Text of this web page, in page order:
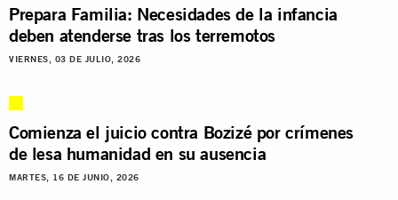
Prepara Familia: Necesidades de la infancia
deben atenderse tras los terremotos
VIERNES, 03 DE JULIO, 2026
Comienza el juicio contra Bozizé por crímenes
de lesa humanidad en su ausencia
MARTES, 16 DE JUNIO, 2026